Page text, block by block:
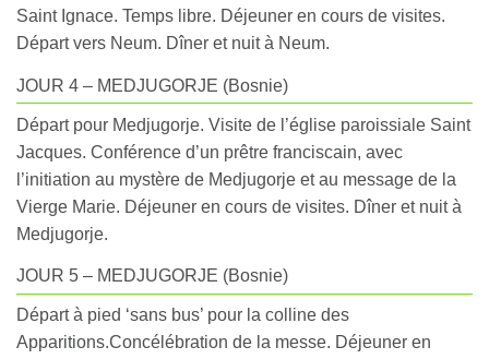
Saint Ignace. Temps libre. Déjeuner en cours de visites.
Départ vers Neum. Dîner et nuit à Neum.
JOUR 4 – MEDJUGORJE (Bosnie)
Départ pour Medjugorje. Visite de l’église paroissiale Saint
Jacques. Conférence d’un prêtre franciscain, avec
l’initiation au mystère de Medjugorje et au message de la
Vierge Marie. Déjeuner en cours de visites. Dîner et nuit à
Medjugorje.
JOUR 5 – MEDJUGORJE (Bosnie)
Départ à pied ‘sans bus’ pour la colline des
Apparitions.Concélébration de la messe. Déjeuner en